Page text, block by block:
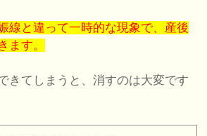
線と違って一時的な現象で、産後
ます。
きてしまうと、消すのは大変です